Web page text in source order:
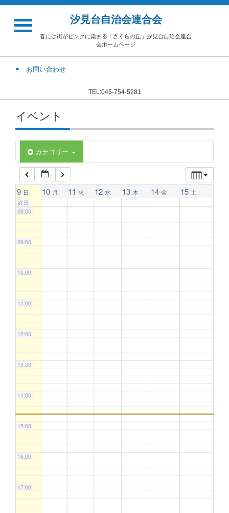
汐見台自治会連合会
春には街がピンクに染まる「さくらの丘」汐見台自治会連合
会ホームページ
お問い合わせ
TEL:045-754-5281
イベント
カテゴリー
9 日 10 月 11 火 12 水 13 木 14 金 15 土
終日
02:00
03:00
05:00
06:00
07:00
08:00
09:00
10:00
11:00
12:00
13:00
14:00
15:00
16:00
17:00